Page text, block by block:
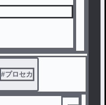
#プロセカ